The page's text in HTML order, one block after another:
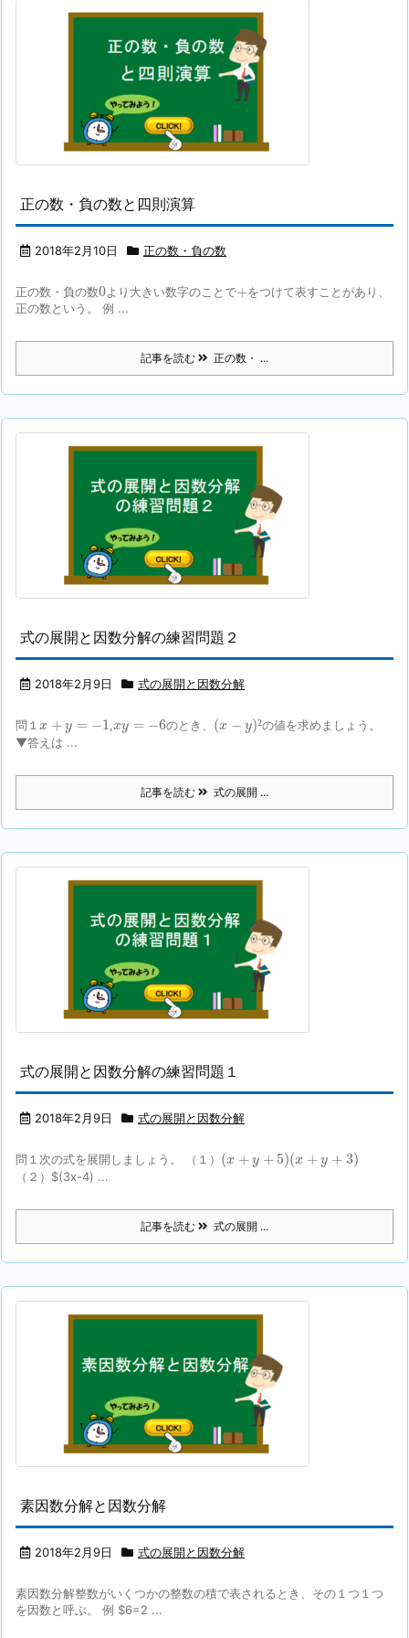
正の数・負の数と四則演算
2018年2月10日 正の数・負の数
正の数・負の数0
0より大きい数字のことで+
+ をつけて表すことがあり、
正の数という。 例 ...
記事を読む 正の数・ ...
式の展開と因数分解の練習問題２
2018年2月9日 式の展開と因数分解
問１ x + y = −1
x + = ,xy = −6
xy のとき、 (x − y)²
( ² の値を求めましょう。
▼答えは ...
記事を読む 式の展開 ...
式の展開と因数分解の練習問題１
2018年2月9日 式の展開と因数分解
問１次の式を展開しましょう。 （１） (x + y + 5)(x + y + 3)
( + 5 (x+ +
（２）$(3x-4) ...
記事を読む 式の展開 ...
素因数分解と因数分解
2018年2月9日 式の展開と因数分解
素因数分解整数がいくつかの整数の積で表されるとき、その１つ１つ
を因数と呼ぶ。 例 $6=2 ...